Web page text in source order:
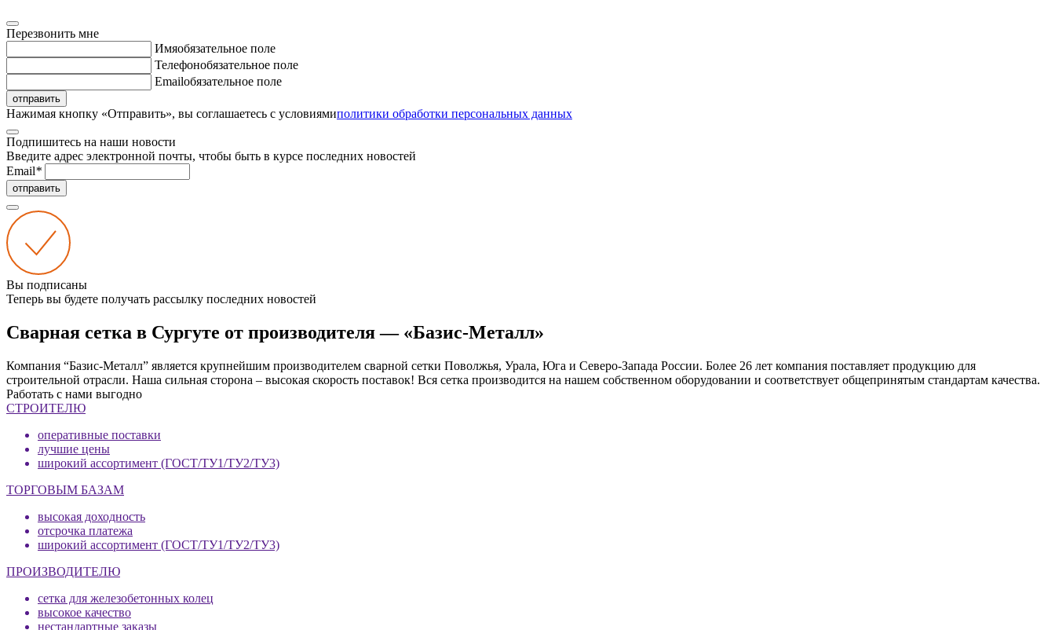
Перезвонить мне
Имяобязательное поле
Телефонобязательное поле
Emailобязательное поле
отправить
Нажимая кнопку «Отправить», вы соглашаетесь с условиямиполитики обработки персональных данных
Подпишитесь на наши новости
Введите адрес электронной почты, чтобы быть в курсе последних новостей
Email*
отправить
Вы подписаны
Теперь вы будете получать рассылку последних новостей
Сварная сетка в Сургуте от производителя — «Базис-Металл»
Компания “Базис-Металл” является крупнейшим производителем сварной сетки Поволжья, Урала, Юга и Северо-Запада России. Более 26 лет компания поставляет продукцию для
строительной отрасли. Наша сильная сторона – высокая скорость поставок! Вся сетка производится на нашем собственном оборудовании и соответствует общепринятым стандартам качества.
Работать с нами выгодно
СТРОИТЕЛЮ
оперативные поставки
лучшие цены
широкий ассортимент (ГОСТ/ТУ1/ТУ2/ТУ3)
ТОРГОВЫМ БАЗАМ
высокая доходность
отсрочка платежа
широкий ассортимент (ГОСТ/ТУ1/ТУ2/ТУ3)
ПРОИЗВОДИТЕЛЮ
сетка для железобетонных колец
высокое качество
нестандартные заказы